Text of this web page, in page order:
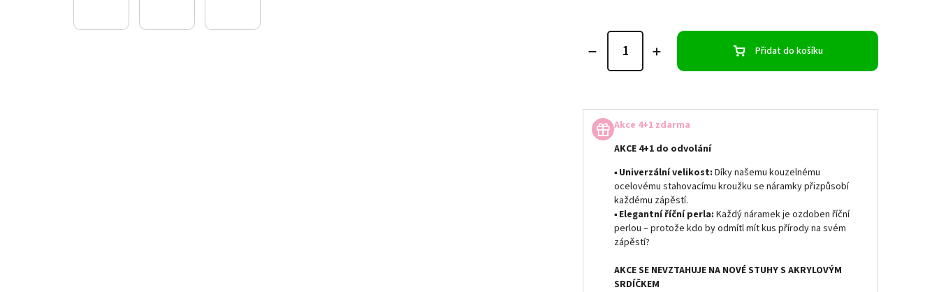
Přidat do košíku
Akce 4+1 zdarma
AKCE 4+1 do odvolání
▪ Univerzální velikost: Díky našemu kouzelnému
ocelovému stahovacímu kroužku se náramky přizpůsobí
každému zápěstí.
▪ Elegantní říční perla: Každý náramek je ozdoben říční
perlou – protože kdo by odmítl mít kus přírody na svém
zápěstí?
AKCE SE NEVZTAHUJE NA NOVÉ STUHY S AKRYLOVÝM
SRDÍČKEM